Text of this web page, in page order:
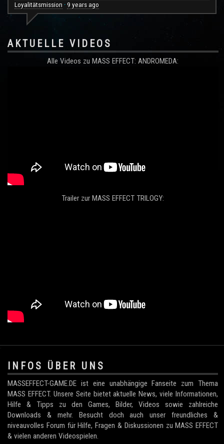
Loyalitätsmission · 9 years ago
AKTUELLE VIDEOS
Alle Videos zu MASS EFFECT: ANDROMEDA:
Trailer zur MASS EFFECT TRILOGY:
.
INFOS ÜBER UNS
MASSEFFECT-GAME.DE ist eine unabhängige Fanseite zum Thema
MASS EFFECT. Unsere Seite bietet aktuelle News, viele Informationen,
Hilfe & Tipps zu den Games, Bilder, Videos sowie zahlreiche
Downloads & mehr. Besucht doch auch unser freundliches &
niveauvolles Forum für Hilfe, Fragen & Diskussionen zu MASS EFFECT
& vielen anderen Videospielen.